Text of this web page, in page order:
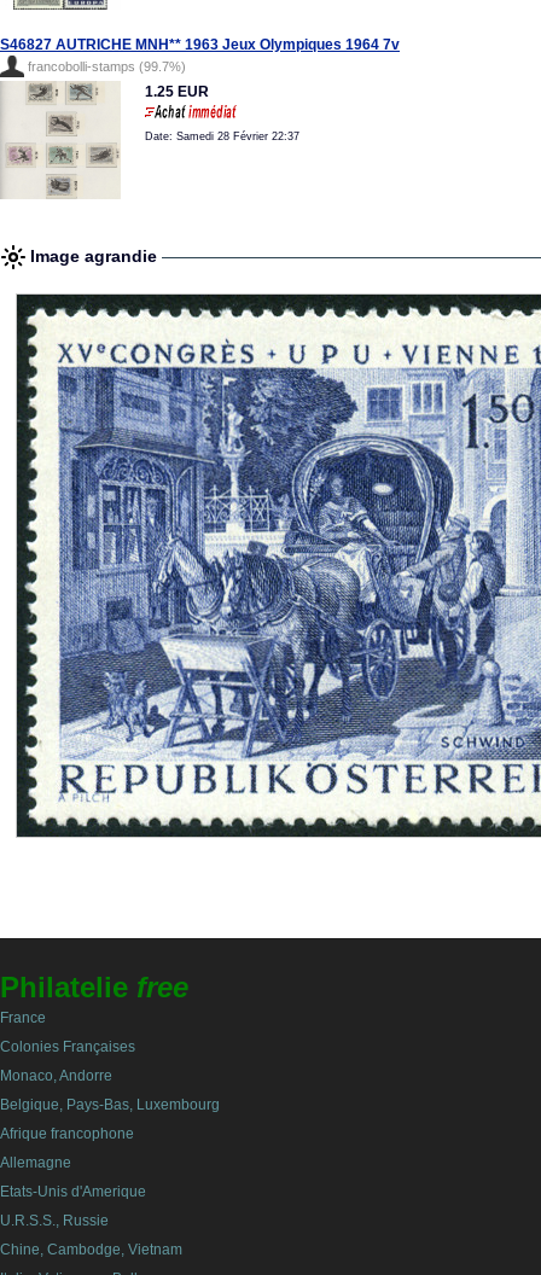
S46827 AUTRICHE MNH** 1963 Jeux Olympiques 1964 7v
francobolli-stamps (99.7%)
1.25 EUR
Date: Samedi 28 Février 22:37
Image agrandie
Philatelie free
France
Colonies Françaises
Monaco, Andorre
Belgique, Pays-Bas, Luxembourg
Afrique francophone
Allemagne
Etats-Unis d'Amerique
U.R.S.S., Russie
Chine, Cambodge, Vietnam